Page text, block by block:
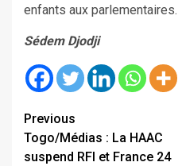
enfants aux parlementaires.
Sédem Djodji
Continue
Reading
Previous
Togo/Médias : La HAAC
suspend RFI et France 24